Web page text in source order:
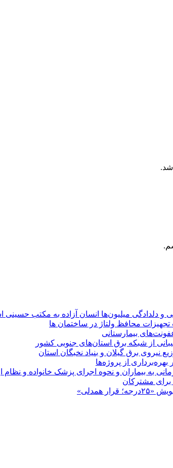
شد.
و دلدادگی میلیون‌ها انسان آزاده به مکتب
محافظ ولتاژ در ساختمان ها
بیمارستانی
از شبكه برق استان‌های جنوبی كشور
نیروی برق گیلان و بنیاد نخبگان استان
از پروژه‌ها
به بیماران و نحوه اجرای پزشک خانواده و
همدلی»